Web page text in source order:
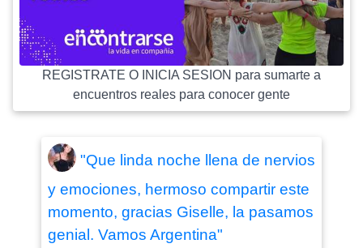
REGISTRATE O INICIA SESION para sumarte a
encuentros reales para conocer gente
"Que linda noche llena de nervios
y emociones, hermoso compartir este
momento, gracias Giselle, la pasamos
genial. Vamos Argentina"